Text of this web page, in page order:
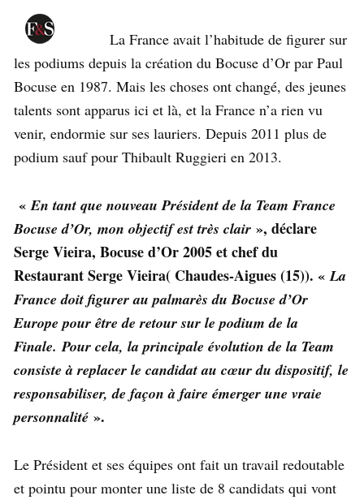
La France avait l’habitude de figurer sur
les podiums depuis la création du Bocuse d’Or par Paul
Bocuse en 1987. Mais les choses ont changé, des jeunes
talents sont apparus ici et là, et la France n’a rien vu
venir, endormie sur ses lauriers. Depuis 2011 plus de
podium sauf pour Thibault Ruggieri en 2013.
«En tant que nouveau Président de la Team France
Bocuse d’Or, mon objectif est très clair », déclare
Serge Vieira, Bocuse d’Or 2005 et chef du
Restaurant Serge Vieira( Chaudes-Aigues (15)). «La
France doit figurer au palmarès du Bocuse d’Or
Europe pour être de retour sur le podium de la
Finale. Pour cela, la principale évolution de la Team
consiste à replacer le candidat au cœur du dispositif, le
responsabiliser, de façon à faire émerger une vraie
personnalité ».
Le Président et ses équipes ont fait un travail redoutable
et pointu pour monter une liste de 8 candidats qui vont